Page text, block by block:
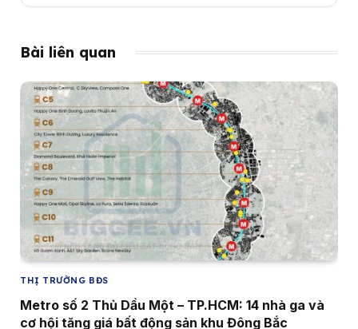
Bài liên quan
THỊ TRƯỜNG BĐS
Metro số 2 Thủ Dầu Một – TP.HCM: 14 nhà ga và
cơ hội tăng giá bất động sản khu Đông Bắc